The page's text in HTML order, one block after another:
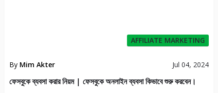
AFFILIATE MARKETING
By Mim Akter Jul 04, 2024
ফেসবুকে ব্যবসা করার নিয়ম | ফেসবুকে অনলাইন ব্যবসা কিভাবে শুরু করবেন।